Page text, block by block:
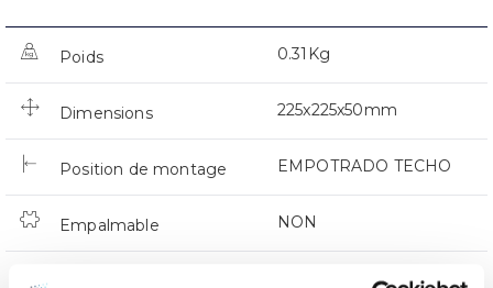
Poids 0.31Kg
Dimensions 225x225x50mm
Position de montage EMPOTRADO TECHO
Empalmable NON